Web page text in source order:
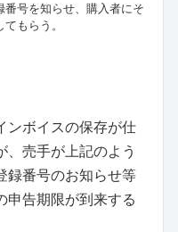
号を知らせ、購入者にそ
もらう。
ンボイスの保存が仕
、売手が上記のよう
録番号のお知らせ等
申告期限が到来する